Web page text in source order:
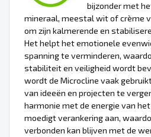
bijzonder met
mineraal, meestal wit of crème
om zijn kalmerende en
Het helpt het emotionele
spanning te verminderen,
stabiliteit en veiligheid wordt
wordt de Microcline vaak
van ideeën en projecten te
harmonie met de energie van
moedigt verankering aan,
verbonden kan blijven met de